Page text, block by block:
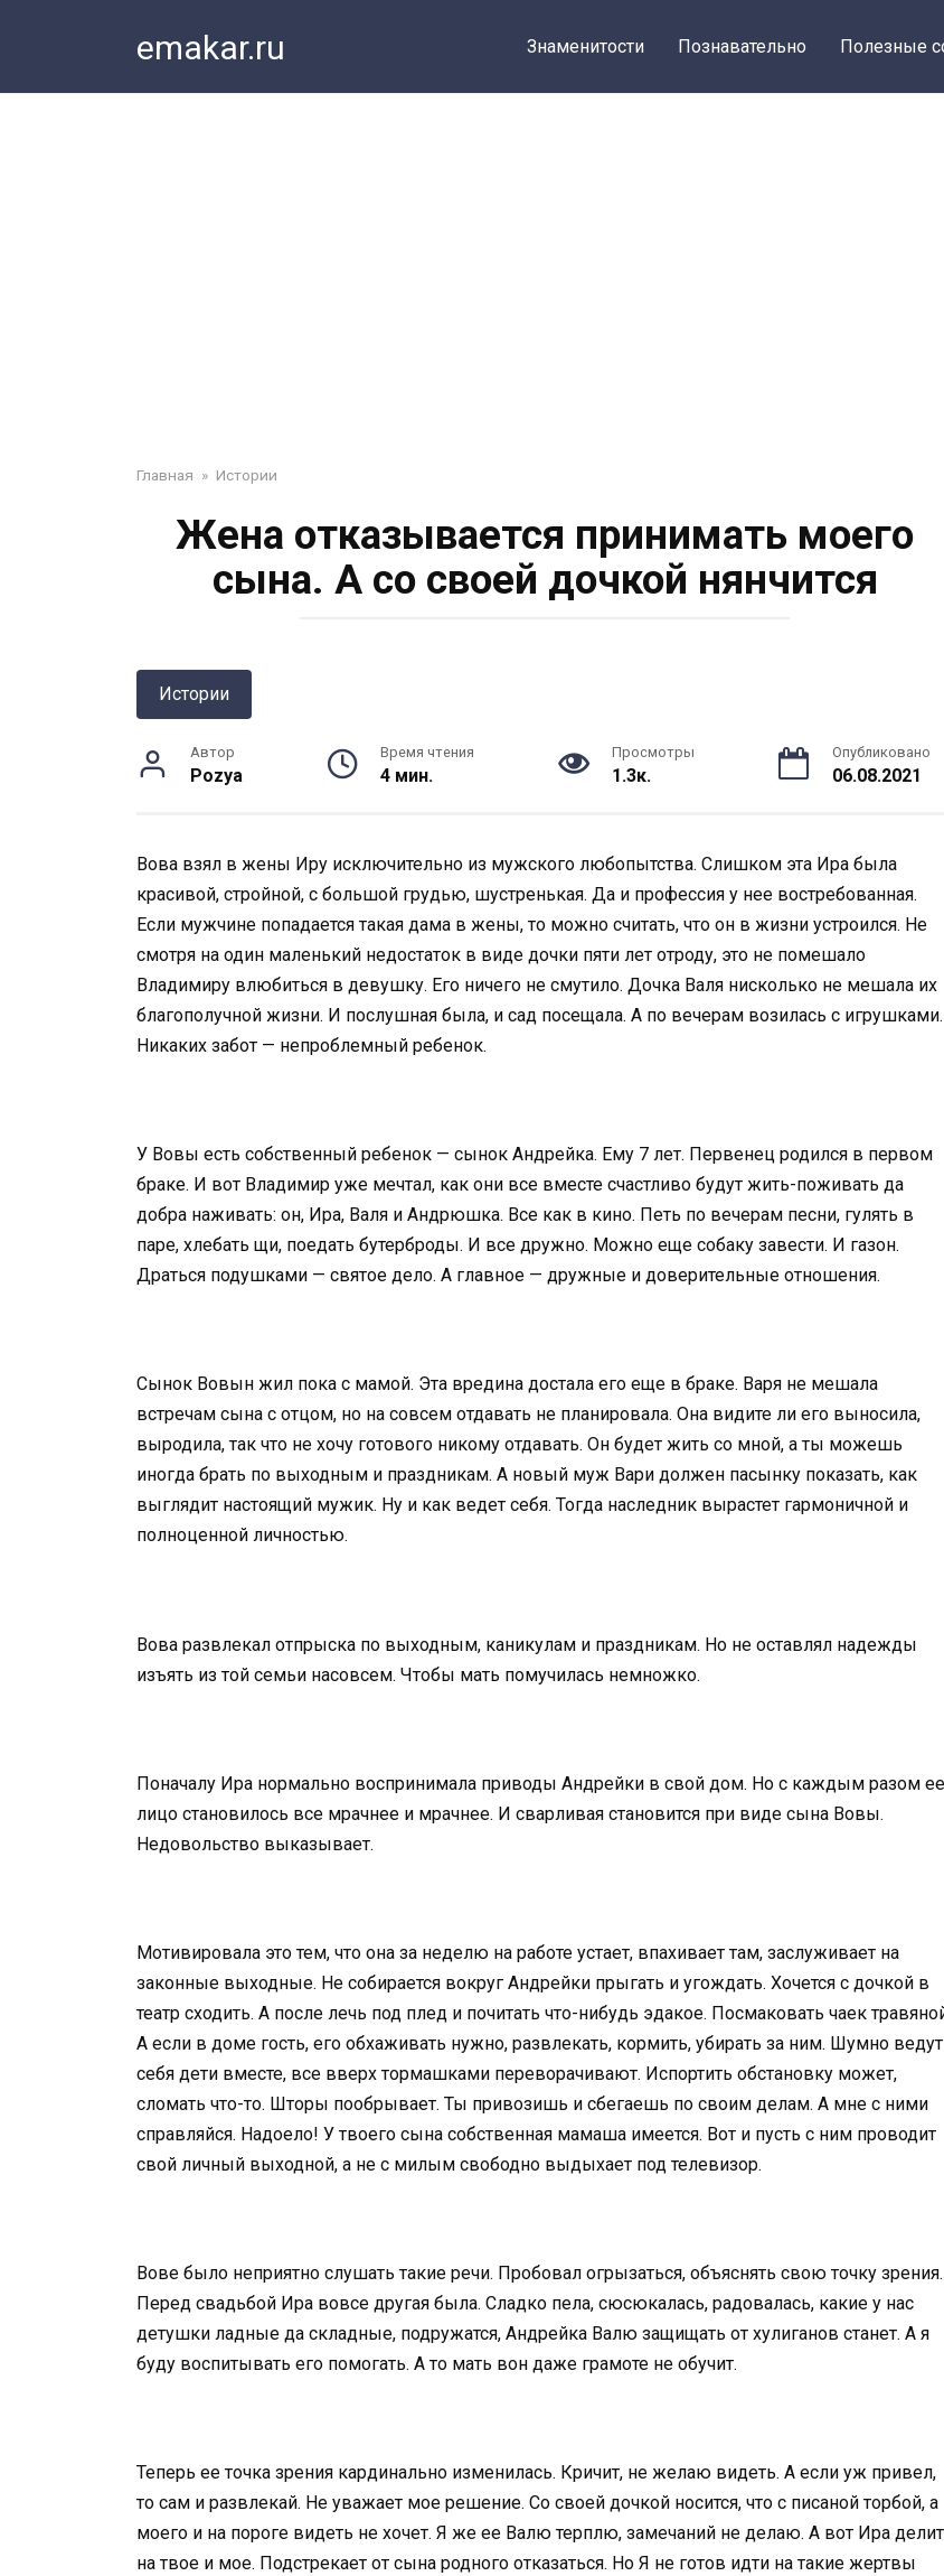
emakar.ru Знаменитости Познавательно Полезные
Главная » Истории
Жена отказывается принимать моего
сына. А со своей дочкой нянчится
Истории
Автор
Pozya
Время чтения
4 мин.
Просмотры
1.3к.
Опубликовано
06.08.2021
Вова взял в жены Иру исключительно из мужского любопытства. Слишком эта Ира была
красивой, стройной, с большой грудью, шустренькая. Да и профессия у нее востребованная.
Если мужчине попадается такая дама в жены, то можно считать, что он в жизни устроился. Не
смотря на один маленький недостаток в виде дочки пяти лет отроду, это не помешало
Владимиру влюбиться в девушку. Его ничего не смутило. Дочка Валя нисколько не мешала их
благополучной жизни. И послушная была, и сад посещала. А по вечерам возилась с игрушками.
Никаких забот — непроблемный ребенок.
У Вовы есть собственный ребенок — сынок Андрейка. Ему 7 лет. Первенец родился в первом
браке. И вот Владимир уже мечтал, как они все вместе счастливо будут жить-поживать да
добра наживать: он, Ира, Валя и Андрюшка. Все как в кино. Петь по вечерам песни, гулять в
паре, хлебать щи, поедать бутерброды. И все дружно. Можно еще собаку завести. И газон.
Драться подушками — святое дело. А главное — дружные и доверительные отношения.
Сынок Вовын жил пока с мамой. Эта вредина достала его еще в браке. Варя не мешала
встречам сына с отцом, но на совсем отдавать не планировала. Она видите ли его выносила,
выродила, так что не хочу готового никому отдавать. Он будет жить со мной, а ты можешь
иногда брать по выходным и праздникам. А новый муж Вари должен пасынку показать, как
выглядит настоящий мужик. Ну и как ведет себя. Тогда наследник вырастет гармоничной и
полноценной личностью.
Вова развлекал отпрыска по выходным, каникулам и праздникам. Но не оставлял надежды
изъять из той семьи насовсем. Чтобы мать помучилась немножко.
Поначалу Ира нормально воспринимала приводы Андрейки в свой дом. Но с каждым разом ее
лицо становилось все мрачнее и мрачнее. И сварливая становится при виде сына Вовы.
Недовольство выказывает.
Мотивировала это тем, что она за неделю на работе устает, впахивает там, заслуживает на
законные выходные. Не собирается вокруг Андрейки прыгать и угождать. Хочется с дочкой в
театр сходить. А после лечь под плед и почитать что-нибудь эдакое. Посмаковать чаек
А если в доме гость, его обхаживать нужно, развлекать, кормить, убирать за ним. Шумно ведут
себя дети вместе, все вверх тормашками переворачивают. Испортить обстановку может,
сломать что-то. Шторы пообрывает. Ты привозишь и сбегаешь по своим делам. А мне с ними
справляйся. Надоело! У твоего сына собственная мамаша имеется. Вот и пусть с ним проводит
свой личный выходной, а не с милым свободно выдыхает под телевизор.
Вове было неприятно слушать такие речи. Пробовал огрызаться, объяснять свою точку зрения.
Перед свадьбой Ира вовсе другая была. Сладко пела, сюсюкалась, радовалась, какие у нас
детушки ладные да складные, подружатся, Андрейка Валю защищать от хулиганов станет. А я
буду воспитывать его помогать. А то мать вон даже грамоте не обучит.
Теперь ее точка зрения кардинально изменилась. Кричит, не желаю видеть. А если уж привел,
то сам и развлекай. Не уважает мое решение. Со своей дочкой носится, что с писаной торбой, а
моего и на пороге видеть не хочет. Я же ее Валю терплю, замечаний не делаю. А вот Ира делит
на твое и мое. Подстрекает от сына родного отказаться. Но Я не готов идти на такие жертвы